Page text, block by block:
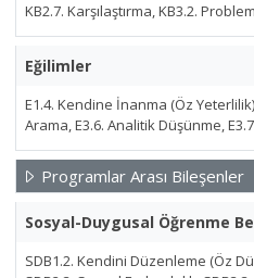
KB2.7. Karşılaştırma, KB3.2.
Eğilimler
E1.4. Kendine İnanma (Öz Yeterlilik)
Arama, E3.6. Analitik Düşünme,
Programlar Arası Bileşenler
Sosyal-Duygusal Öğrenme
SDB1.2. Kendini Düzenleme (Öz